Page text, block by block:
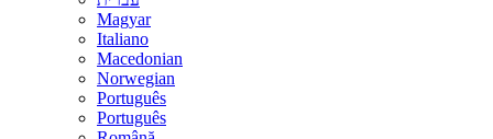
Magyar
Italiano
Macedonian
Norwegian
Português
Português